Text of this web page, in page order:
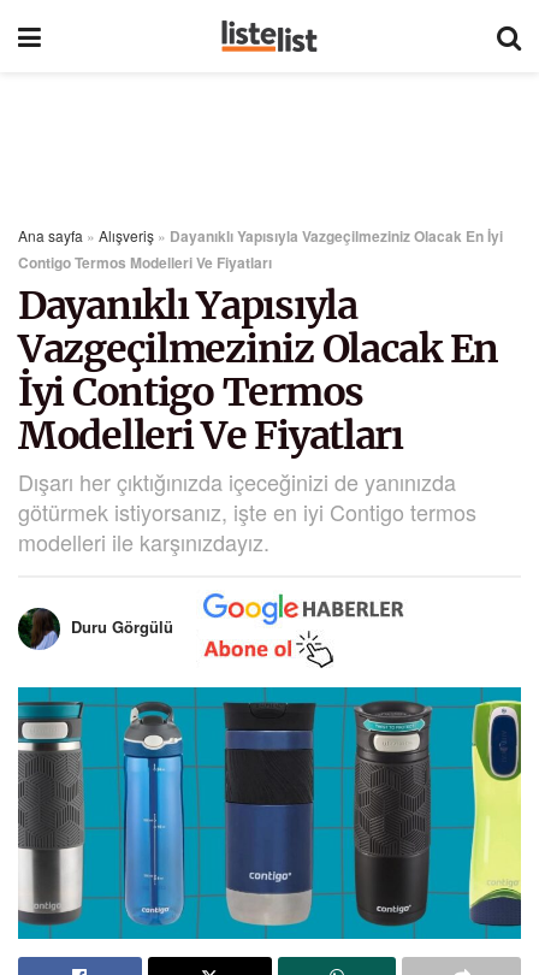
Ana sayfa » Alışveriş » Dayanıklı Yapısıyla Vazgeçilmeziniz Olacak En İyi
Contigo Termos Modelleri Ve Fiyatları
Dayanıklı Yapısıyla
Vazgeçilmeziniz Olacak En
İyi Contigo Termos
Modelleri Ve Fiyatları
Dışarı her çıktığınızda içeceğinizi de yanınızda
götürmek istiyorsanız, işte en iyi Contigo termos
modelleri ile karşınızdayız.
Duru Görgülü